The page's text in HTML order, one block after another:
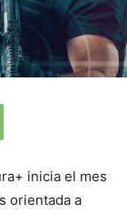
inicia el mes
orientada a